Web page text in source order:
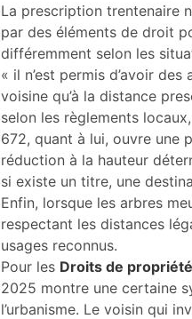
La prescription trentenaire
par des éléments de droit
différemment selon les
« il n’est permis d’avoir
voisine qu’à la distance
selon les règlements
672, quant à lui, ouvre une
réduction à la hauteur
si existe un titre, une
Enfin, lorsque les arbres
respectant les distances
usages reconnus.
Pour les Droits de propriété
2025 montre une certaine
l’urbanisme. Le voisin qui